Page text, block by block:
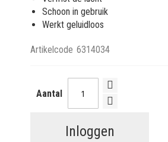
Schoon in gebruik
Werkt geluidloos
Artikelcode 6314034
Aantal
Inloggen